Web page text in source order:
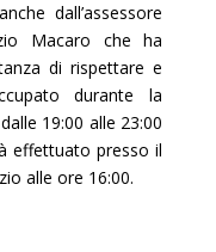
dall’assessore
Macaro che ha
di rispettare e
durante la
19:00 alle 23:00
effettuato presso il
alle ore 16:00.